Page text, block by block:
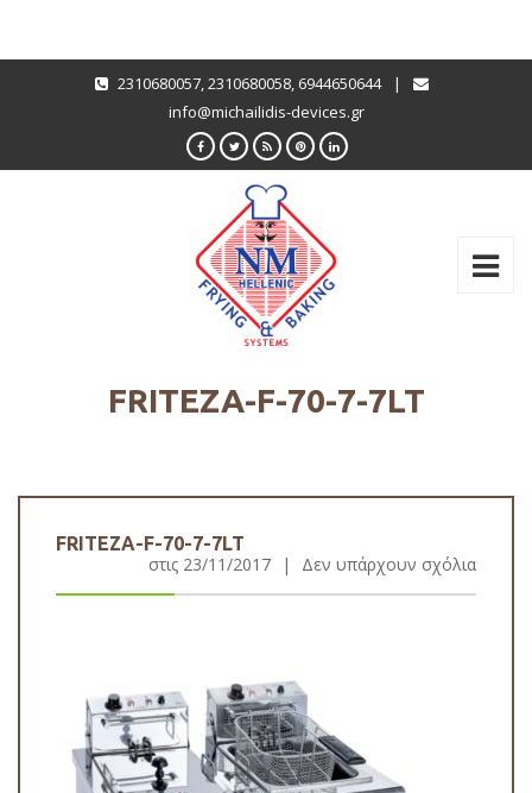
2310680057,2310680058, 6944650644
|
info@michailidis-devices.gr
FRITEZA-F-70-7-7LT
FRITEZA-F-70-7-7LT
στις 23/11/2017 | Δεν υπάρχουν σχόλια